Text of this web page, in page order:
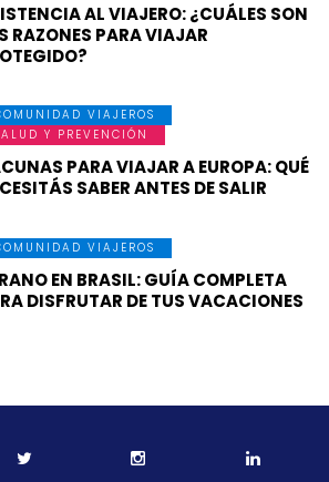
AL VIAJERO: ¿CUÁLES SON
RAZONES PARA VIAJAR
VIAJEROS
Y PREVENCIÓN
PARA VIAJAR A EUROPA: QUÉ
SABER ANTES DE SALIR
VIAJEROS
EN BRASIL: GUÍA COMPLETA
DISFRUTAR DE TUS VACACIONES